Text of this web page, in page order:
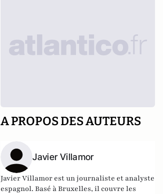
A PROPOS DES AUTEURS
Javier Villamor
Javier Villamor est un journaliste et analyste
espagnol. Basé à Bruxelles, il couvre les